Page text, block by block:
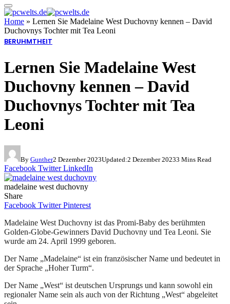
Home » Lernen Sie Madelaine West Duchovny kennen – David
Duchovnys Tochter mit Tea Leoni
BERUHMTHEIT
Lernen Sie Madelaine West
Duchovny kennen – David
Duchovnys Tochter mit Tea
Leoni
By Gunther2 Dezember 2023Updated:2 Dezember 20233 Mins Read
Facebook Twitter LinkedIn
madelaine west duchovny
Share
Facebook Twitter Pinterest
Madelaine West Duchovny ist das Promi-Baby des berühmten
Golden-Globe-Gewinners David Duchovny und Tea Leoni. Sie
wurde am 24. April 1999 geboren.
Der Name „Madelaine“ ist ein französischer Name und bedeutet in
der Sprache „Hoher Turm“.
Der Name „West“ ist deutschen Ursprungs und kann sowohl ein
regionaler Name sein als auch von der Richtung „West“ abgeleitet